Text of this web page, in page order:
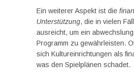
Ein weiterer Aspekt ist die
Unterstützung, die in vielen
ausreicht, um ein
Programm zu gewährleisten.
sich Kultureinrichtungen als
was den Spielplänen schadet.